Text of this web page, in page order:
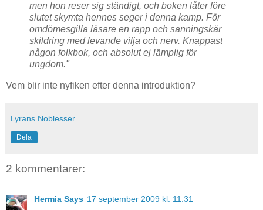
men hon reser sig ständigt, och boken låter före
slutet skymta hennes seger i denna kamp. För
omdömesgilla läsare en rapp och sanningskär
skildring med levande vilja och nerv. Knappast
någon folkbok, och absolut ej lämplig för
ungdom."
Vem blir inte nyfiken efter denna introduktion?
Lyrans Noblesser
Dela
2 kommentarer:
Hermia Says 17 september 2009 kl. 11:31